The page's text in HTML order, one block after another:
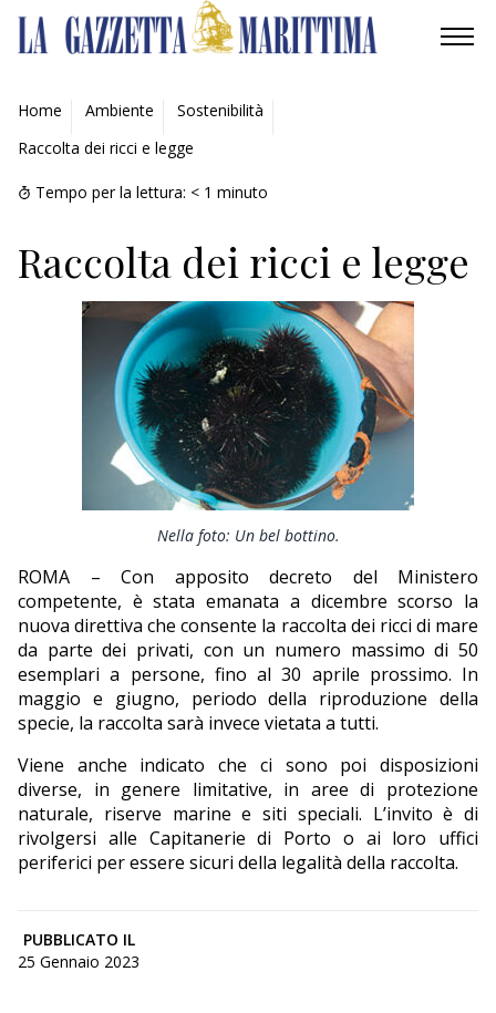
AMBIENTE
MOBILITÀ
INDUSTRIA
RICERCA
ECONOMIA
Home Ambiente
Sostenibilità
Raccolta dei ricci e legge
Tempo per la lettura: < 1 minuto
Raccolta dei ricci e legge
Nella foto: Un bel bottino.
ROMA – Con apposito decreto del Ministero
competente, è stata emanata a dicembre scorso la
nuova direttiva che consente la raccolta dei ricci di mare
da parte dei privati, con un numero massimo di 50
esemplari a persone, fino al 30 aprile prossimo. In
maggio e giugno, periodo della riproduzione della
specie, la raccolta sarà invece vietata a tutti.
Viene anche indicato che ci sono poi disposizioni
diverse, in genere limitative, in aree di protezione
naturale, riserve marine e siti speciali. L’invito è di
rivolgersi alle Capitanerie di Porto o ai loro uffici
periferici per essere sicuri della legalità della raccolta.
PUBBLICATO IL
25 Gennaio 2023